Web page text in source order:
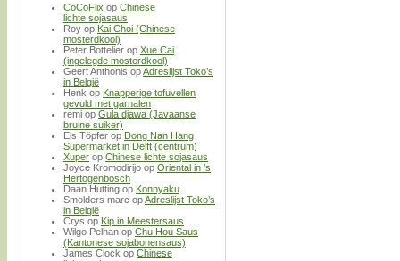
CoCoFlix op Chinese
lichte sojasaus
Roy op Kai Choi (Chinese
mosterdkool)
Peter Bottelier op Xue Cai
(ingelegde mosterdkool)
Geert Anthonis opAdreslijst Toko’s
in België
Henk op Knapperige tofuvellen
gevuld met garnalen
remi op Gula djawa (Javaanse
bruine suiker)
Els Töpfer op Dong Nan Hang
Supermarket in Delft (centrum)
Xuper op Chinese lichte sojasaus
Joyce Kromodirijo op Oriental in ’s
Hertogenbosch
Daan Hutting op Konnyaku
Smolders marc opAdreslijst Toko’s
in België
Crys op Kip in Meestersaus
Wilgo Pelhan op Chu Hou Saus
(Kantonese sojabonensaus)
James Clock op Chinese